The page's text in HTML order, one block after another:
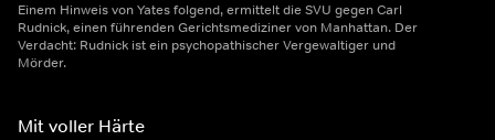
Einem Hinweis von Yates folgend, ermittelt die SVU gegen Carl
Rudnick, einen führenden Gerichtsmediziner von Manhattan. Der
Verdacht: Rudnick ist ein psychopathischer Vergewaltiger und
Mörder.
Mit voller Härte